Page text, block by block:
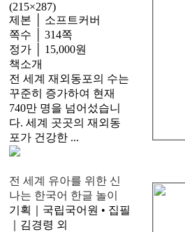
(215×287)
제본 │ 소프트커버
쪽수 │ 314쪽
정가 │ 15,000원
책소개
전 세계 재외동포의 수는
꾸준히 증가하여 현재
740만 명을 넘어섰습니
다. 세계 곳곳의 재외동
포가 건강한 ...
전 세계 유아를 위한 신
나는 한국어 한글 놀이
기획｜국립국어원 • 집필
｜김경령 외